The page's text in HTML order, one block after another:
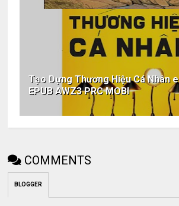
Tạo Dựng Thương Hiệu Cá Nhân
EPUB AWZ3 PRC MOBI
COMMENTS
BLOGGER